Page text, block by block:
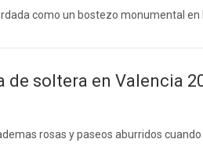
como un bostezo monumental en
soltera en Valencia
rosas y paseos aburridos